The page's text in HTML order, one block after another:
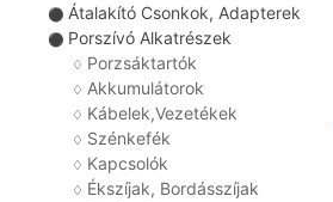
⚫ Átalakító Csonkok, Adapterek
⚫ Porszívó Alkatrészek
♢ Porzsáktartók
♢ Akkumulátorok
♢ Kábelek,Vezetékek
♢ Szénkefék
♢ Kapcsolók
♢ Ékszíjak, Bordásszíjak